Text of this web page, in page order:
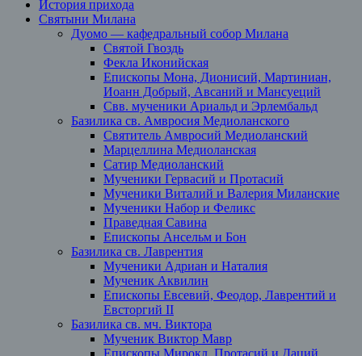
История прихода
Святыни Милана
Дуомо — кафедральный собор Милана
Святой Гвоздь
Фекла Иконийская
Епископы Мона, Дионисий, Мартиниан,
Иоанн Добрый, Авсаний и Мансуеций
Свв. мученики Ариальд и Эрлембальд
Базилика св. Амвросия Медиоланского
Святитель Амвросий Медиоланский
Марцеллина Медиоланская
Сатир Медиоланский
Мученики Гервасий и Протасий
Мученики Виталий и Валерия Миланские
Мученики Набор и Феликс
Праведная Савина
Епископы Ансельм и Бон
Базилика св. Лаврентия
Мученики Адриан и Наталия
Мученик Аквилин
Епископы Евсевий, Феодор, Лаврентий и
Евсторгий II
Базилика св. мч. Виктора
Мученик Виктор Мавр
Епископы Мирокл, Протасий и Даций